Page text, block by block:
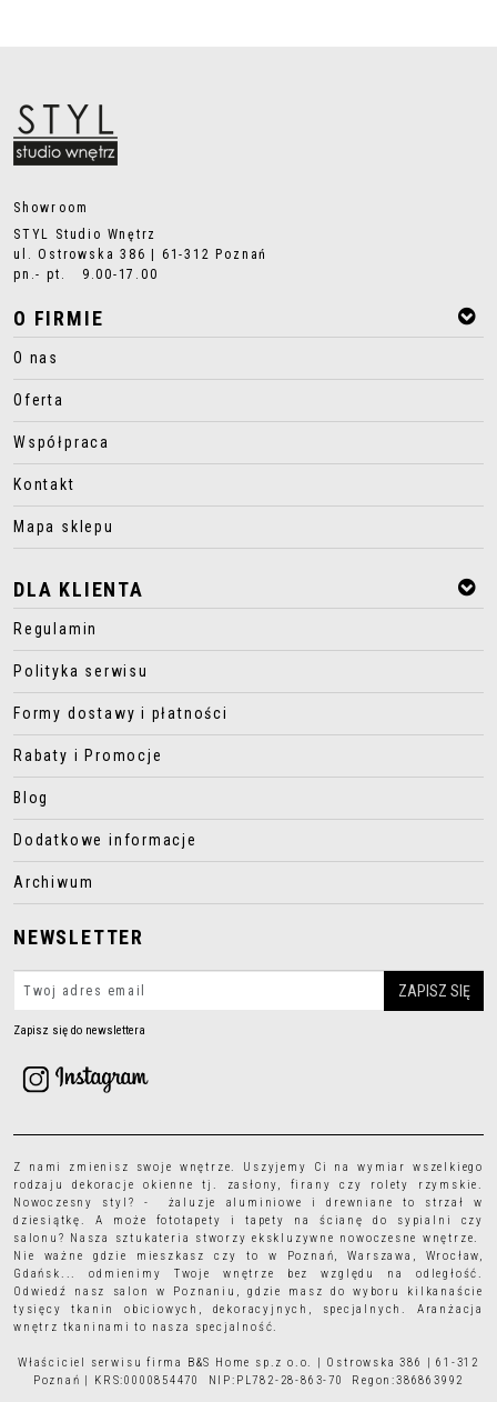
Showroom
STYL Studio Wnętrz
ul. Ostrowska 386 | 61-312 Poznań
pn.- pt. 9.00-17.00
O FIRMIE
O nas
Oferta
Współpraca
Kontakt
Mapa sklepu
DLA KLIENTA
Regulamin
Polityka serwisu
Formy dostawy i płatności
Rabaty i Promocje
Blog
Dodatkowe informacje
Archiwum
NEWSLETTER
Zapisz się do newslettera
Z nami zmienisz swoje wnętrze. Uszyjemy Ci na wymiar wszelkiego
rodzajudekoracje okienne tj. zasłony, firany czy rolety rzymskie.
Nowoczesny styl? - żaluzje aluminiowe i drewniane to strzał w
dziesiątkę. A może fototapety i tapety
na ścianę do sypialni czy
salonu? Nasza sztukateria stworzy ekskluzywne nowoczesne wnętrze.
Nie ważne gdzie mieszkasz czy to w Poznań, Warszawa, Wrocław,
Gdańsk... odmienimy Twoje wnętrze bez względu na odległość.
Odwiedź nasz salon w Poznaniu, gdzie masz do wyboru kilkanaście
tysięcytkanin obiciowych , dekoracyjnych, specjalnych. Aranżacja
wnętrz tkaninami to nasza specjalność.
Właściciel serwisu firma B&S Home sp.z o.o. | Ostrowska 386 | 61-312
Poznań | KRS:0000854470 NIP:PL782-28-863-70 Regon:386863992